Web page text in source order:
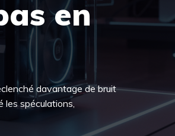
en
davantage de bruit
les spéculations,